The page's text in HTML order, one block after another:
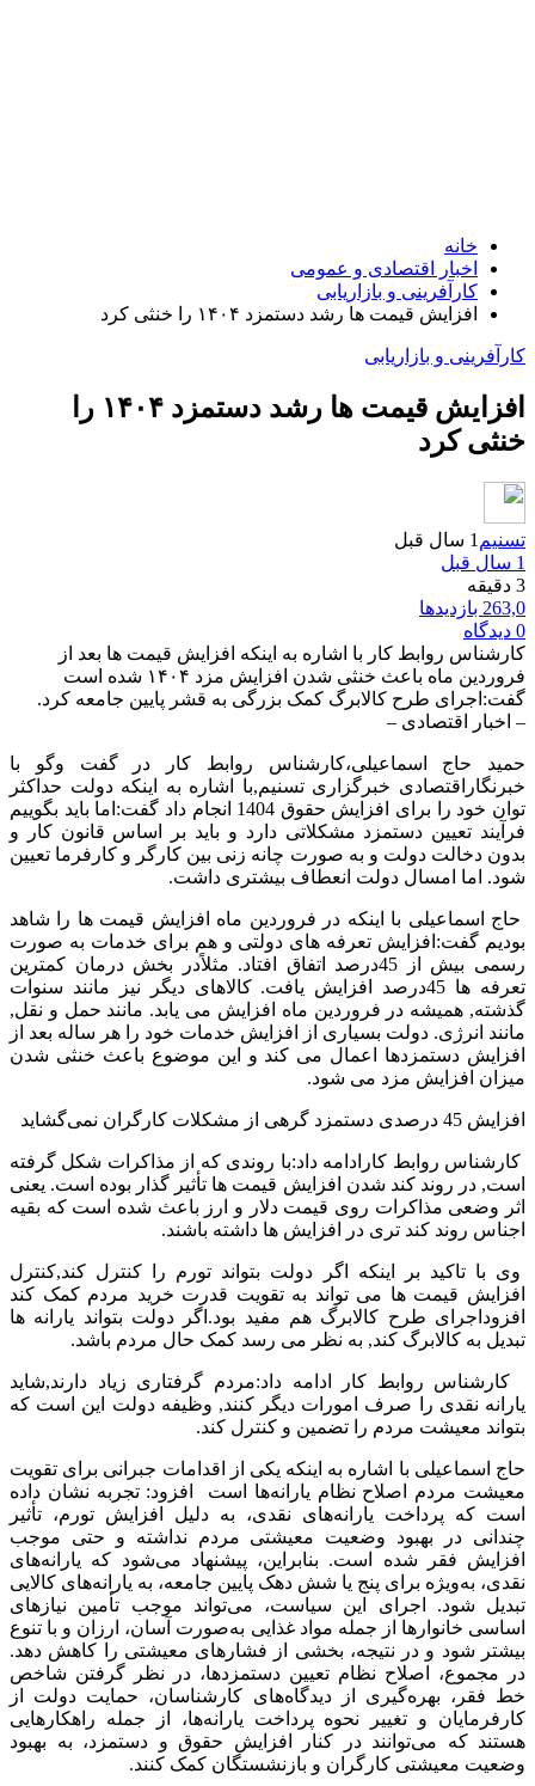
خانه
اخبار اقتصادی و عمومی
کارآفرینی و بازاریابی
افزایش قیمت ها رشد دستمزد ۱۴۰۴ را خنثی کرد
کارآفرینی و بازاریابی
افزایش قیمت ها رشد دستمزد ۱۴۰۴ را
خنثی کرد
تسنیم 1 سال قبل
1 سال قبل
3 دقیقه
263,0 بازدیدها
0 دیدگاه
کارشناس روابط کار با اشاره به اینکه افزایش قیمت ها بعد از
فروردین ماه باعث خنثی شدن افزایش مزد ۱۴۰۴ شده است
گفت:اجرای طرح کالابرگ کمک بزرگی به قشر پایین جامعه کرد.
– اخبار اقتصادی –
حمید حاج اسماعیلی،کارشناس روابط کار در گفت وگو با
خبرنگاراقتصادی خبرگزاری تسنیم,با اشاره به اینکه دولت حداکثر
توان خود را برای افزایش حقوق 1404 انجام داد گفت:اما باید بگوییم
فرآیند تعیین دستمزد مشکلاتی دارد و باید بر اساس قانون کار و
بدون دخالت دولت و به صورت چانه زنی بین کارگر و کارفرما تعیین
شود. اما امسال دولت انعطاف بیشتری داشت.
حاج اسماعیلی با اینکه در فروردین ماه افزایش قیمت ها را شاهد
بودیم گفت:افزایش تعرفه های دولتی و هم برای خدمات به صورت
رسمی بیش از 45درصد اتفاق افتاد. مثلاً‌در بخش درمان کمترین
تعرفه ها 45درصد افزایش یافت. کالاهای دیگر نیز مانند سنوات
گذشته, همیشه در فروردین ماه افزایش می یابد. مانند حمل و نقل,
مانند انرژی. دولت بسیاری از افزایش خدمات خود را هر ساله بعد از
افزایش دستمزدها اعمال می کند و این موضوع باعث خنثی شدن
میزان افزایش مزد می شود.
افزایش 45 درصدی دستمزد گرهی از مشکلات کارگران نمی‌گشاید
کارشناس روابط کارادامه داد:با روندی که از مذاکرات شکل گرفته
است, در روند کند شدن افزایش قیمت ها تأثیر گذار بوده است. یعنی
اثر وضعی مذاکرات روی قیمت دلار و ارز باعث شده است که بقیه
اجناس روند کند تری در افزایش ها داشته باشند.
وی با تاکید بر اینکه اگر دولت بتواند تورم را کنترل کند,‌کنترل
افزایش قیمت ها می تواند به تقویت قدرت خرید مردم کمک کند
افزوداجرای طرح کالابرگ هم مفید بود.اگر دولت بتواند یارانه ها
تبدیل به کالابرگ کند, به نظر می رسد کمک حال مردم باشد.
کارشناس روابط کار ادامه داد:مردم گرفتاری زیاد دارند,شاید
یارانه نقدی را صرف امورات دیگر کنند, وظیفه دولت این است که
بتواند معیشت مردم را تضمین و کنترل کند.
حاج اسماعیلی با اشاره به اینکه یکی از اقدامات جبرانی برای تقویت
معیشت مردم اصلاح نظام یارانه‌ها است افزود: تجربه نشان داده
است که پرداخت یارانه‌های نقدی، به دلیل افزایش تورم، تأثیر
چندانی در بهبود وضعیت معیشتی مردم نداشته و حتی موجب
افزایش فقر شده است. بنابراین، پیشنهاد می‌شود که یارانه‌های
نقدی، به‌ویژه برای پنج یا شش دهک پایین جامعه، به یارانه‌های کالایی
تبدیل شود. اجرای این سیاست، می‌تواند موجب تأمین نیازهای
اساسی خانوارها از جمله مواد غذایی به‌صورت آسان، ارزان و با تنوع
بیشتر شود و در نتیجه، بخشی از فشارهای معیشتی را کاهش دهد.
در مجموع، اصلاح نظام تعیین دستمزدها، در نظر گرفتن شاخص
خط فقر، بهره‌گیری از دیدگاه‌های کارشناسان، حمایت دولت از
کارفرمایان و تغییر نحوه پرداخت یارانه‌ها، از جمله راهکارهایی
هستند که می‌توانند در کنار افزایش حقوق و دستمزد، به بهبود
وضعیت معیشتی کارگران و بازنشستگان کمک کنند.